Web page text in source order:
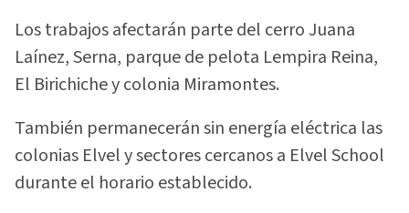
Los trabajos afectarán parte del cerro Juana
Laínez, Serna, parque de pelota Lempira Reina,
El Birichiche y colonia Miramontes.
También permanecerán sin energía eléctrica las
colonias Elvel y sectores cercanos a Elvel School
durante el horario establecido.